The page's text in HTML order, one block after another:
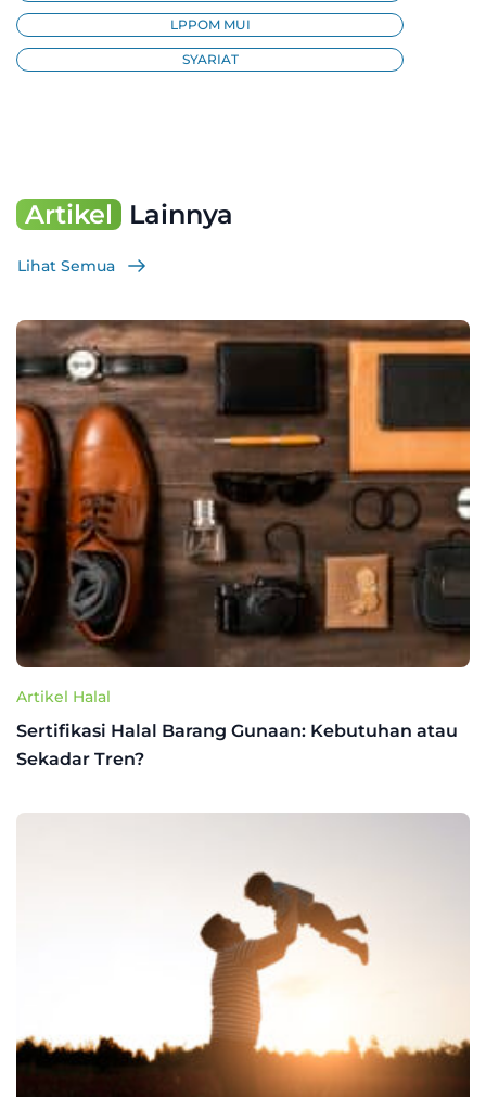
LPPOM MUI
SYARIAT
Artikel Lainnya
Lihat Semua
Artikel Halal
Sertifikasi Halal Barang Gunaan: Kebutuhan atau
Sekadar Tren?